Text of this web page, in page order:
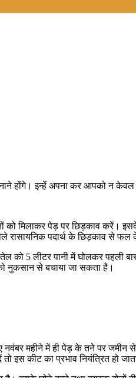
इन्हें अपना कर आपको न केवल
मिलाकर पेड़ पर छिड़काव करें।
पदार्थ के छिड़काव से फल
को 5 लीटर पानी में घोलकर
नुकसान से बचाया जा सकता है।
महीने में ही पेड़ के तने पर जमीन से
इस कीट का प्रभाव नियंत्रित हो